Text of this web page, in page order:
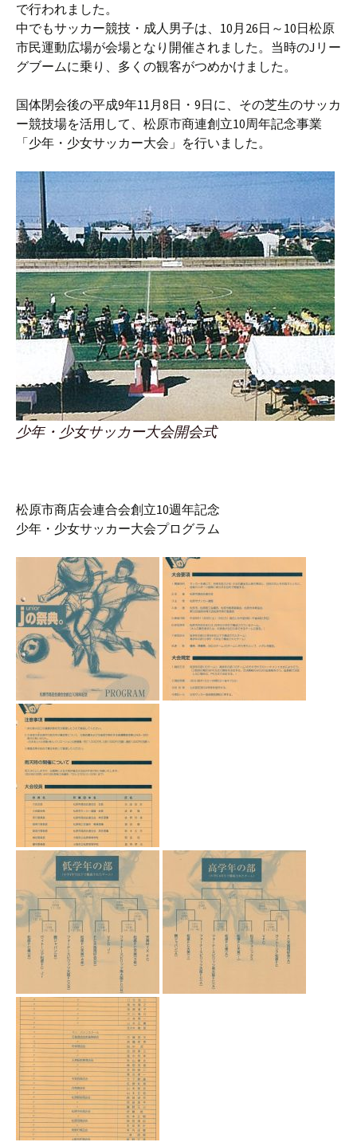
で行われました。
中でもサッカー競技・成人男子は、10月26日～10日松原
市民運動広場が会場となり開催されました。当時のJリー
グブームに乗り、多くの観客がつめかけました。
国体閉会後の平成9年11月8日・9日に、その芝生のサッカ
ー競技場を活用して、松原市商連創立10周年記念事業
「少年・少女サッカー大会」を行いました。
少年・少女サッカー大会開会式
松原市商店会連合会創立10週年記念
少年・少女サッカー大会プログラム